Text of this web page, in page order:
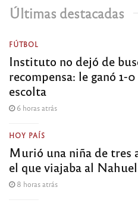
Últimas destacadas
FÚTBOL
Instituto no dejó de
recompensa: le ganó 1-
escolta
6 horas atrás
HOY PAÍS
Murió una niña de tres
el que viajaba al
8 horas atrás